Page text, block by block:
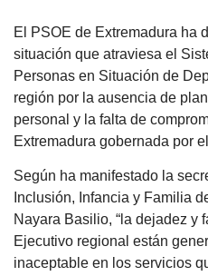
El PSOE de Extremadura ha
situación que atraviesa el
Personas en Situación de
región por la ausencia de
personal y la falta de
Extremadura gobernada por
Según ha manifestado la
Inclusión, Infancia y Familia
Nayara Basilio, “la dejadez y
Ejecutivo regional están
inaceptable en los servicios